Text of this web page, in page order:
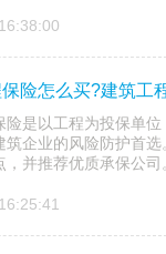
险怎么买?建筑工
险是以工程为投保单
筑企业的风险防护首
，并推荐优质承保公司